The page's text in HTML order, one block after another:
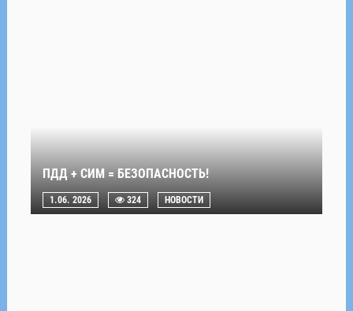
ПДД + СИМ = БЕЗОПАСНОСТЬ!
1.06. 2026 324 НОВОСТИ